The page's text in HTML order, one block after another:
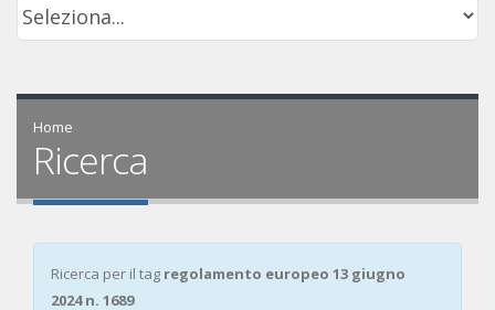
Home
Ricerca
Ricerca per il tag regolamento europeo 13 giugno
2024 n. 1689